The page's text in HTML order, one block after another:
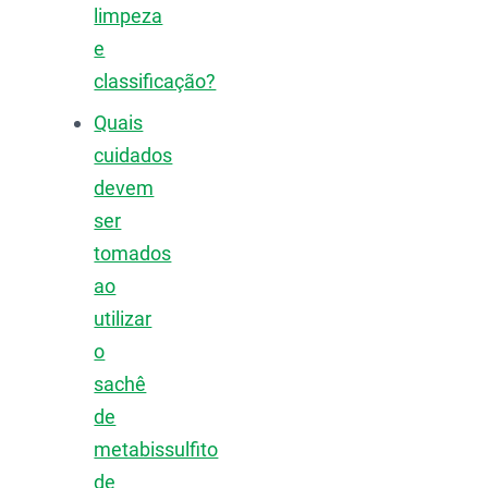
limpeza
e
classificação?
Quais
cuidados
devem
ser
tomados
ao
utilizar
o
sachê
de
metabissulfito
de